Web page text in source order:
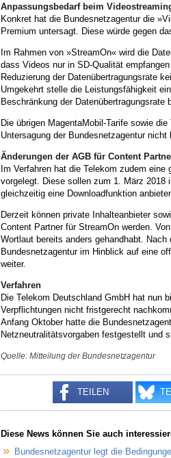
Anpassungsbedarf beim
Konkret hat die Bundesnetzagentur die
Premium untersagt. Diese würde gegen
Im Rahmen von »StreamOn« wird die
dass Videos nur in SD-Qualität
Reduzierung der Datenübertragungsrate
Umgekehrt stelle die Leistungsfähigkeit
Beschränkung der Datenübertragungsrate
Die übrigen MagentaMobil-Tarife sowie
Untersagung der Bundesnetzagentur nicht
Änderungen der AGB für Content
Im Verfahren hat die Telekom zudem
vorgelegt. Diese sollen zum 1. März 2018
gleichzeitig eine Downloadfunktion
Derzeit können private Inhalteanbieter
Content Partner für StreamOn werden.
Wortlaut bereits anders gehandhabt.
Bundesnetzagentur im Hinblick auf eine
weiter.
Verfahren
Die Telekom Deutschland GmbH hat nun
Verpflichtungen nicht fristgerecht
Anfang Oktober hatte die
Netzneutralitätsvorgaben festgestellt und
Quelle: Mitteilung der Bundesnetzagentur
TEILEN
Diese News können Sie auch
Bundesnetzagentur legt die